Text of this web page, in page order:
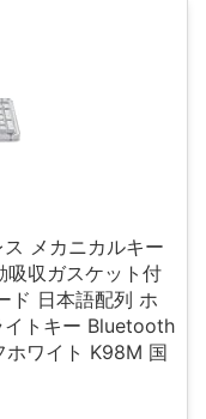
メカニカルキー
収ガスケット付
ド 日本語配列 ホ
イトキー Bluetooth
ワイト K98M 国